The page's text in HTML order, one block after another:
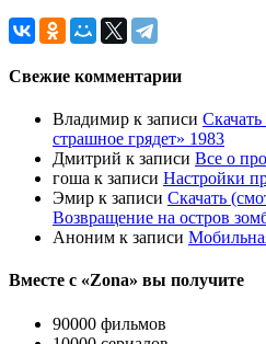
Свежие комментарии
Владимир к записи
страшное грядет» 1983
Дмитрий к записи Все о
гоша к записи Настройки
Эмир к записи Скачать
Возвращение на остров
Аноним к записи
Вместе с «Zona» вы получите
90000 фильмов